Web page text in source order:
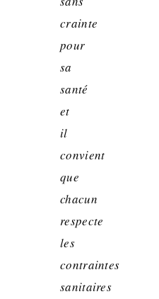
crainte
pour
sa
santé
et
il
convient
que
chacun
respecte
les
contraintes
sanitaires